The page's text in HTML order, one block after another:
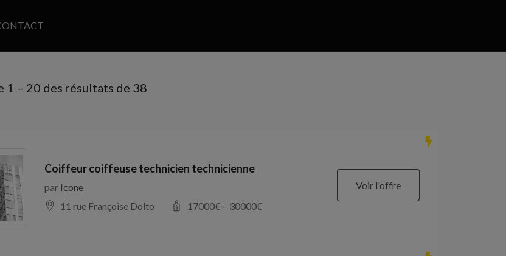
1 – 20 des résultats de 38
Coiffeur coiffeuse technicien technicienne
par Icone
11 rue Françoise Dolto
17000€ – 30000€
Voir l'offre